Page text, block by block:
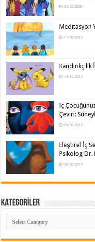
03/26/2020
Meditasyon
11/30/2019
10/15/2019
İç
Çeviri:
09/20/2019
Eleştirel İç
Psikolog Dr.
08/20/2019
KATEGORİLER
KATEGORİLER